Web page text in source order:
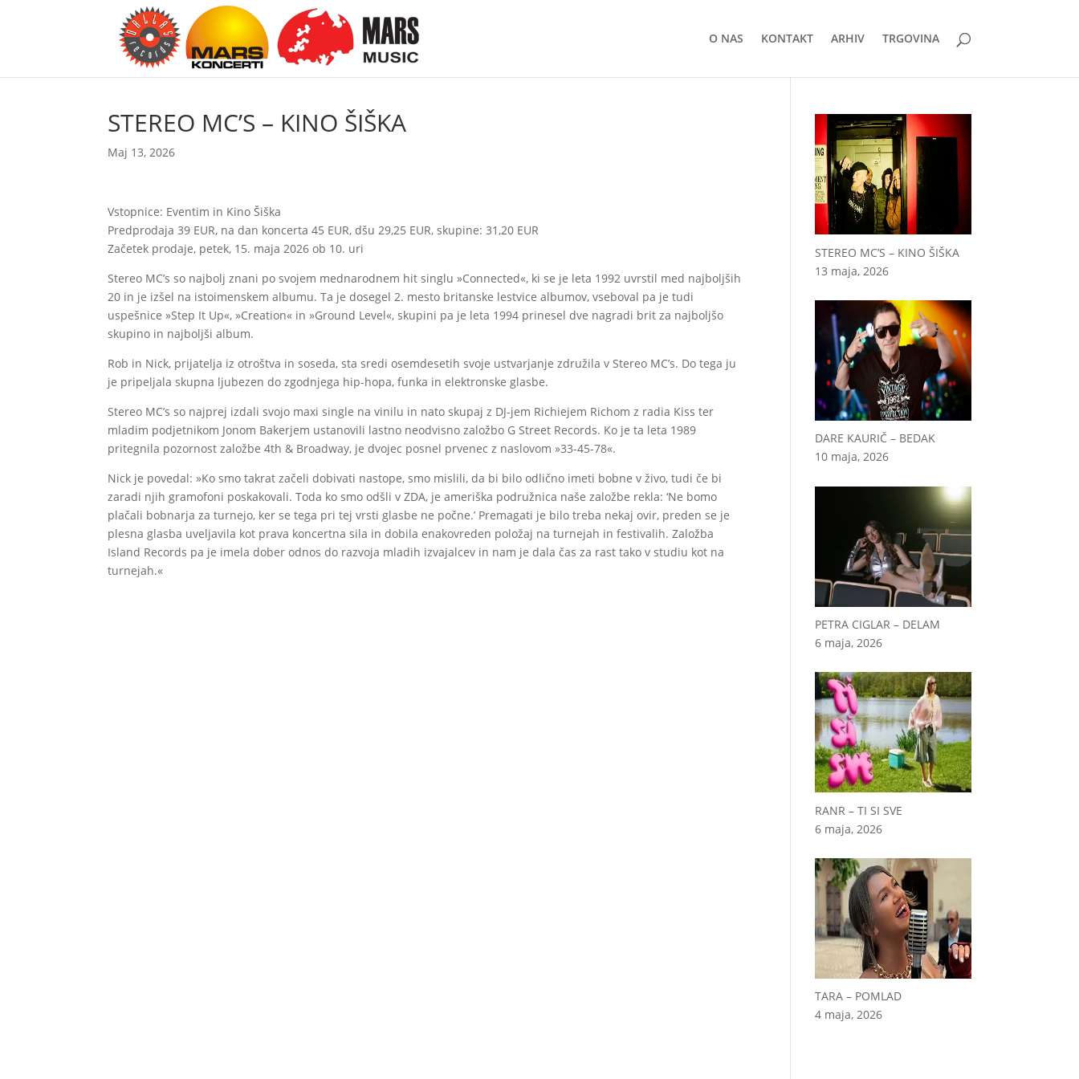
O NAS KONTAKT ARHIV TRGOVINA
STEREO MC’S – KINO ŠIŠKA
Maj 13, 2026
Vstopnice: Eventim in Kino Šiška
Predprodaja 39 EUR, na dan koncerta 45 EUR, dšu 29,25 EUR, skupine: 31,20 EUR
Začetek prodaje, petek, 15. maja 2026 ob 10. uri
Stereo MC’s so najbolj znani po svojem mednarodnem hit singlu »Connected«, ki se je leta 1992 uvrstil med najboljših
20 in je izšel na istoimenskem albumu. Ta je dosegel 2. mesto britanske lestvice albumov, vseboval pa je tudi
uspešnice »Step It Up«, »Creation« in »Ground Level«, skupini pa je leta 1994 prinesel dve nagradi brit za najboljšo
skupino in najboljši album.
Rob in Nick, prijatelja iz otroštva in soseda, sta sredi osemdesetih svoje ustvarjanje združila v Stereo MC’s. Do tega ju
je pripeljala skupna ljubezen do zgodnjega hip-hopa, funka in elektronske glasbe.
Stereo MC’s so najprej izdali svojo maxi single na vinilu in nato skupaj z DJ-jem Richiejem Richom z radia Kiss ter
mladim podjetnikom Jonom Bakerjem ustanovili lastno neodvisno založbo G Street Records. Ko je ta leta 1989
pritegnila pozornost založbe 4th & Broadway, je dvojec posnel prvenec z naslovom »33-45-78«.
Nick je povedal: »Ko smo takrat začeli dobivati nastope, smo mislili, da bi bilo odlično imeti bobne v živo, tudi če bi
zaradi njih gramofoni poskakovali. Toda ko smo odšli v ZDA, je ameriška podružnica naše založbe rekla: ‘Ne bomo
plačali bobnarja za turnejo, ker se tega pri tej vrsti glasbe ne počne.’ Premagati je bilo treba nekaj ovir, preden se je
plesna glasba uveljavila kot prava koncertna sila in dobila enakovreden položaj na turnejah in festivalih. Založba
Island Records pa je imela dober odnos do razvoja mladih izvajalcev in nam je dala čas za rast tako v studiu kot na
turnejah.«
STEREO MC’S – KINO ŠIŠKA
13 maja, 2026
DARE KAURIČ – BEDAK
10 maja, 2026
PETRA CIGLAR – DELAM
6 maja, 2026
RANR – TI SI SVE
6 maja, 2026
TARA – POMLAD
4 maja, 2026